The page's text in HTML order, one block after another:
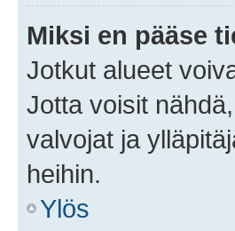
Miksi en pääse
Jotkut alueet
Jotta voisit
valvojat ja
heihin.
Ylös